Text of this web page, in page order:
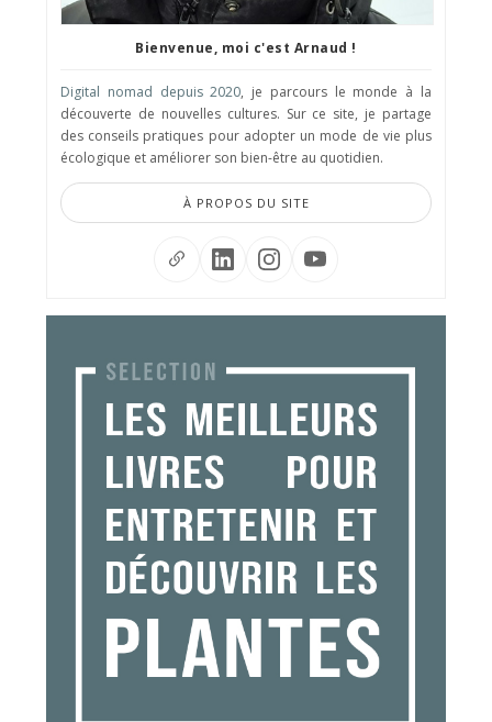
Bienvenue, moi c'est Arnaud !
Digital nomad depuis 2020, je parcours le monde à la
découverte de nouvelles cultures. Sur ce site, je partage
des conseils pratiques pour adopter un mode de vie plus
écologique et améliorer son bien-être au quotidien.
À PROPOS DU SITE